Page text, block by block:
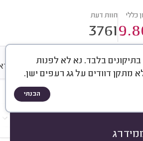
כללי חוות דעת
3761
בלבד. נא לא לפנות
מתקן דוודים על גג רעפים ישן.
הבנתי
מחירים ממוצע